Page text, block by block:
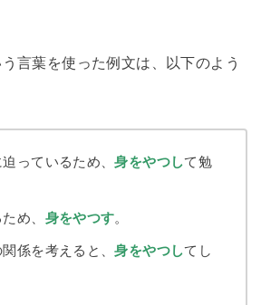
う言葉を使った例文は、以下のよう
っているため、身をやつして勉
め、 身をやつす。
係を考えると、身をやつしてし